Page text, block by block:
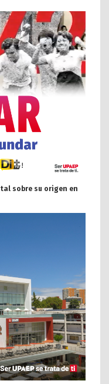
sobre su origen en